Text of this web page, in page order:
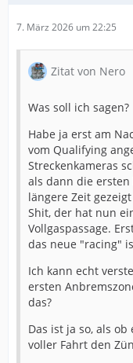
7. März 2026 um 22:25
Zitat von Nero
Was soll ich sagen?
Habe ja erst am
vom Qualifying
Streckenkameras
als dann die
längere Zeit
Shit, der hat nun
Vollgaspassage.
das neue "racing"
Ich kann echt
ersten
das?
Das ist ja so, als
voller Fahrt den